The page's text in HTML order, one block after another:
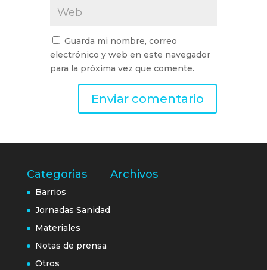
Guarda mi nombre, correo
electrónico y web en este navegador
para la próxima vez que comente.
Categorias
Barrios
Jornadas Sanidad
Materiales
Notas de prensa
Otros
Archivos